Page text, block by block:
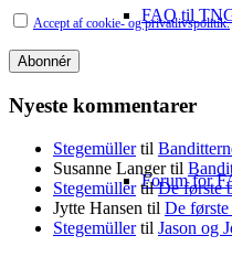
FAQ til
Forum for
Accept af cookie- og privatlivspolitik.
Nyeste kommentarer
Stegemüllertil
Susanne Langertil
StegemüllertilDe første
Jytte Hansen til De første
Stegemüllertil Jason og